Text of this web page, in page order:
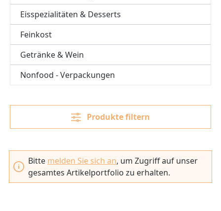
Eisspezialitäten & Desserts
Feinkost
Getränke & Wein
Nonfood - Verpackungen
Produkte filtern
Bitte melden Sie sich an, um Zugriff auf unser
gesamtes Artikelportfolio zu erhalten.